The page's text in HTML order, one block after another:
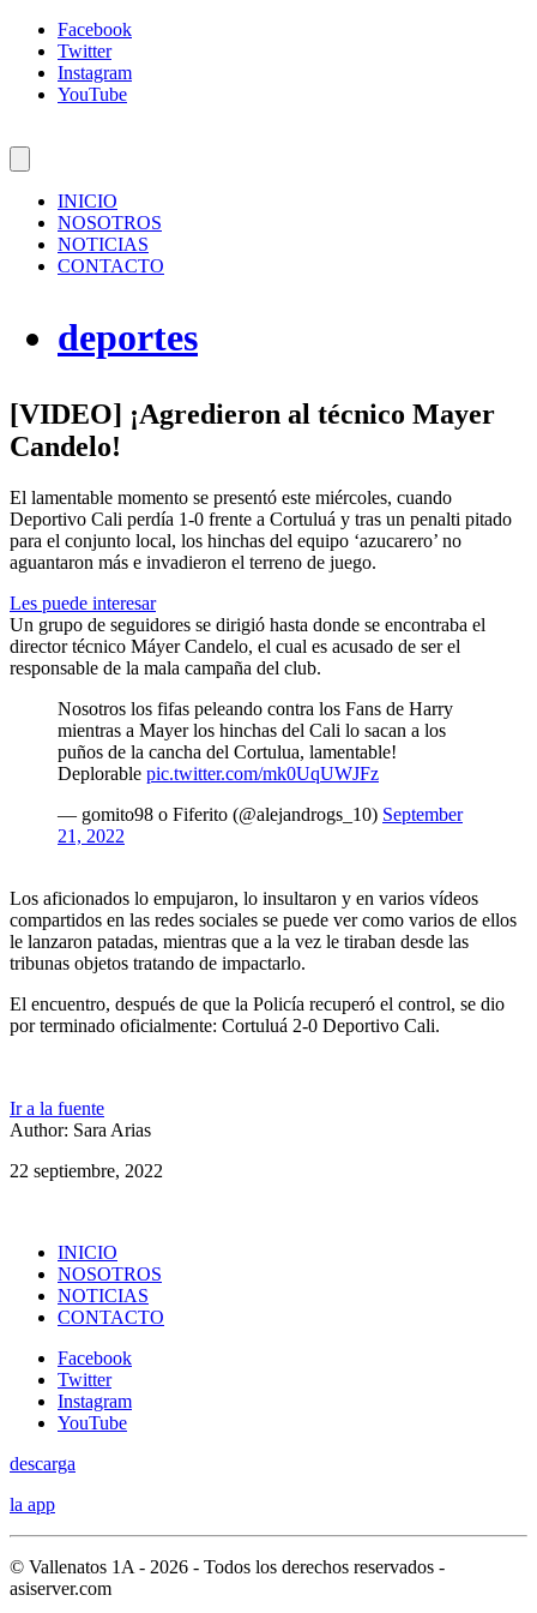
Facebook
Twitter
Instagram
YouTube
INICIO
NOSOTROS
NOTICIAS
CONTACTO
deportes
[VIDEO] ¡Agredieron al técnico Mayer
Candelo!
El lamentable momento se presentó este miércoles, cuando
Deportivo Cali perdía 1-0 frente a Cortuluá y tras un penalti pitado
para el conjunto local, los hinchas del equipo ‘azucarero’ no
aguantaron más e invadieron el terreno de juego.
Les puede interesar
Un grupo de seguidores se dirigió hasta donde se encontraba el
director técnico Máyer Candelo, el cual es acusado de ser el
responsable de la mala campaña del club.
Nosotros los fifas peleando contra los Fans de Harry
mientras a Mayer los hinchas del Cali lo sacan a los
puños de la cancha del Cortulua, lamentable!
Deplorable pic.twitter.com/mk0UqUWJFz
— gomito98 o Fiferito (@alejandrogs_10) September
21, 2022
Los aficionados lo empujaron, lo insultaron y en varios vídeos
compartidos en las redes sociales se puede ver como varios de ellos
le lanzaron patadas, mientras que a la vez le tiraban desde las
tribunas objetos tratando de impactarlo.
El encuentro, después de que la Policía recuperó el control, se dio
por terminado oficialmente: Cortuluá 2-0 Deportivo Cali.
Ir a la fuente
Author: Sara Arias
22 septiembre, 2022
INICIO
NOSOTROS
NOTICIAS
CONTACTO
Facebook
Twitter
Instagram
YouTube
descarga
la app
© Vallenatos 1A - 2026 - Todos los derechos reservados -
asiserver.com